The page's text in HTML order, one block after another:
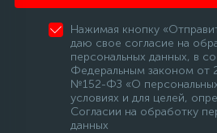
Нажимая кнопку
даю свое согласие на
персональных данных, в
Федеральным законом от
№152-ФЗ «О
условиях и для целей,
Согласии на обработку
данных